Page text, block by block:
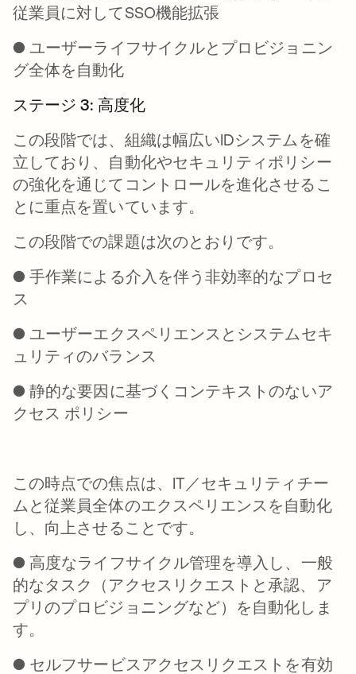
従業員に対してSSO機能拡張
● ユーザーライフサイクルとプロビジョニン
グ全体を自動化
ステージ 3: 高度化
この段階では、組織は幅広いIDシステムを確
立しており、自動化やセキュリティポリシー
の強化を通じてコントロールを進化させるこ
とに重点を置いています。
この段階での課題は次のとおりです。
● 手作業による介入を伴う非効率的なプロセ
ス
● ユーザーエクスペリエンスとシステムセキ
ュリティのバランス
● 静的な要因に基づくコンテキストのないア
クセス ポリシー
この時点での焦点は、IT／セキュリティチー
ムと従業員全体のエクスペリエンスを自動化
し、 向上させることです。
● 高度なライフサイクル管理を導入し、一般
的なタスク（アクセスリクエストと承認、ア
プリのプロビジョニングなど）を自動化しま
す。
● セルフサービスアクセスリクエストを有効